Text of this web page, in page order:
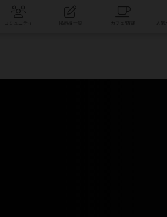
コミュニティ